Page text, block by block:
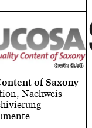
Grafik: SLUB
Grafik: SLUB
of Saxony
Nachweis